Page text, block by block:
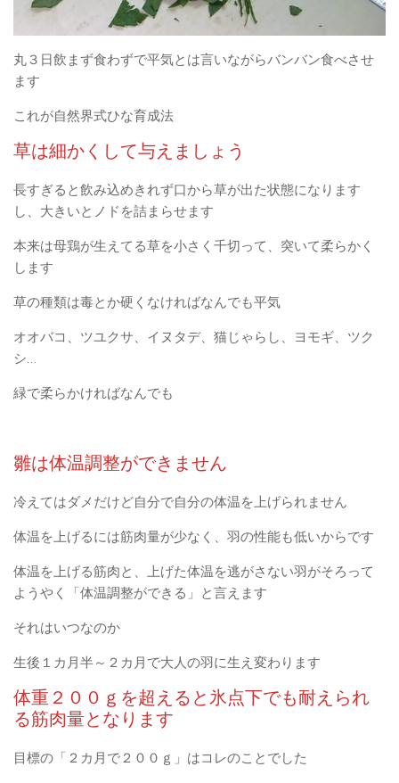
丸３日飲まず食わずで平気とは言いながらバンバン食べさせ
ます
これが自然界式ひな育成法
草は細かくして与えましょう
長すぎると飲み込めきれず口から草が出た状態になります
し、大きいとノドを詰まらせます
本来は母鶏が生えてる草を小さく千切って、突いて柔らかく
します
草の種類は毒とか硬くなければなんでも平気
オオバコ、ツユクサ、イヌタデ、猫じゃらし、ヨモギ、ツク
シ…
緑で柔らかければなんでも
雛は体温調整ができません
冷えてはダメだけど自分で自分の体温を上げられません
体温を上げるには筋肉量が少なく、羽の性能も低いからです
体温を上げる筋肉と、上げた体温を逃がさない羽がそろって
ようやく「体温調整ができる」と言えます
それはいつなのか
生後１カ月半～２カ月で大人の羽に生え変わります
体重２００ｇを超えると氷点下でも耐えられ
る筋肉量となります
目標の「２カ月で２００ｇ」はコレのことでした